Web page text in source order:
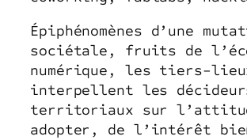
Épiphénomènes d’une
sociétale, fruits de
numérique, les tiers-
interpellent les
territoriaux sur
adopter, de l’intérêt